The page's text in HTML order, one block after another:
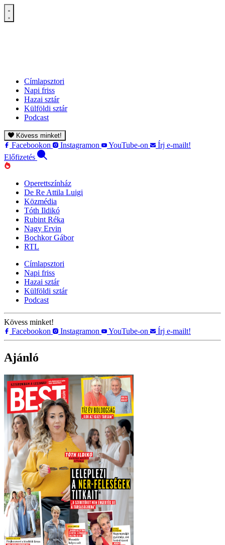
Címlapsztori
Napi friss
Hazai sztár
Külföldi sztár
Podcast
Kövess minket!
Facebookon Instagramon YouTube-on
Írj e-mailt!
Előfizetés
Operettszínház
De Re Attila Luigi
Közmédia
Tóth Ildikó
Rubint Réka
Nagy Ervin
Bochkor Gábor
RTL
Címlapsztori
Napi friss
Hazai sztár
Külföldi sztár
Podcast
Kövess minket!
Facebookon
Instagramon YouTube-on Írj e-mailt!
Ajánló